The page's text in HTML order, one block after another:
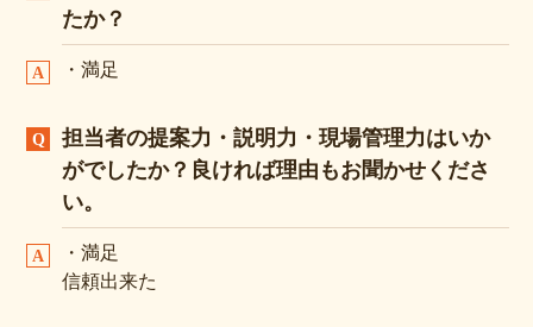
たか？
・満足
担当者の提案力・説明力・現場管理力はいか
がでしたか？良ければ理由もお聞かせくださ
い。
・満足
信頼出来た